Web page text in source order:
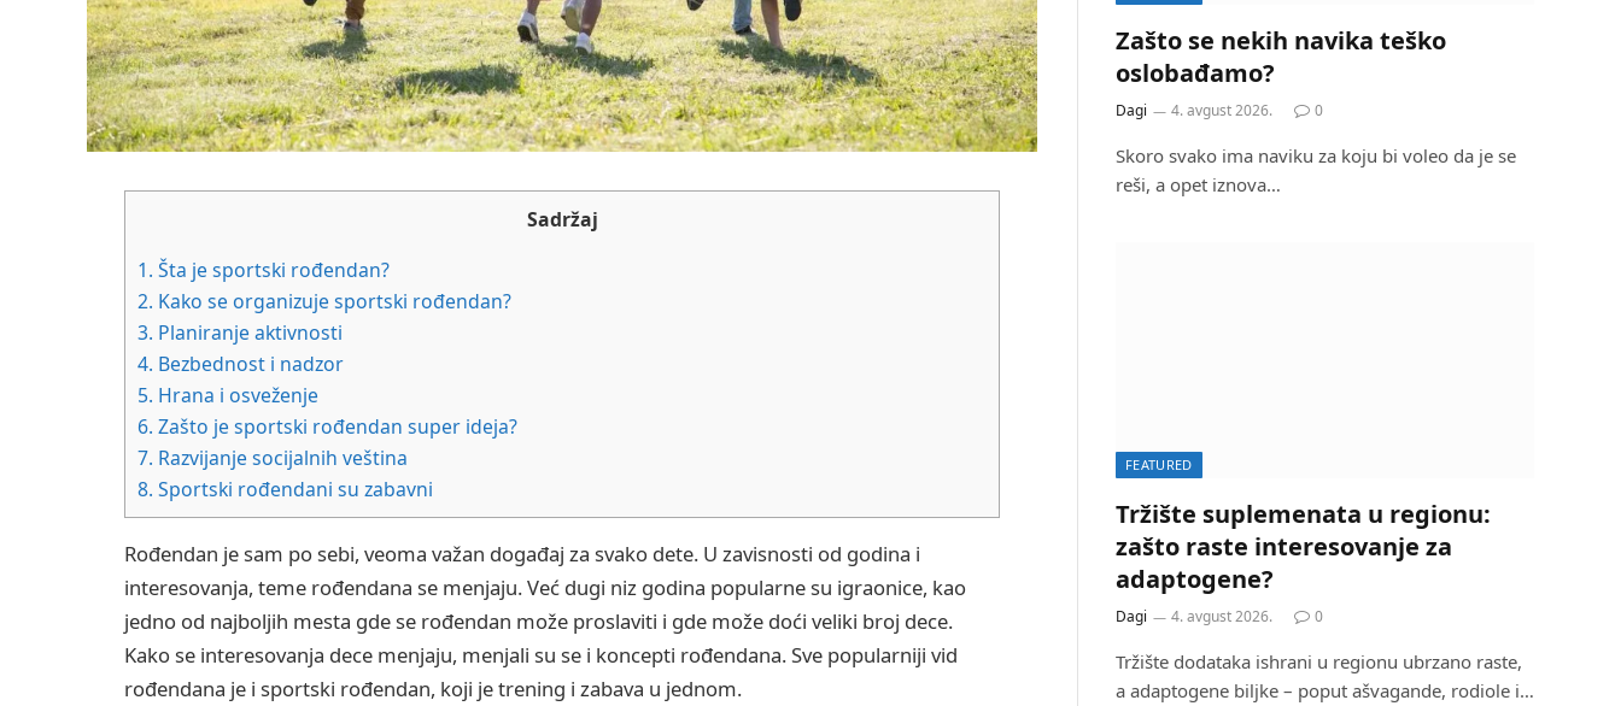
Sadržaj
1. Šta je sportski rođendan?
2. Kako se organizuje sportski rođendan?
3. Planiranje aktivnosti
4. Bezbednost i nadzor
5. Hrana i osveženje
6. Zašto je sportski rođendan super ideja?
7. Razvijanje socijalnih veština
8. Sportski rođendani su zabavni
Rođendan je sam po sebi, veoma važan događaj za svako dete. U zavisnosti od godina i
interesovanja, teme rođendana se menjaju. Već dugi niz godina popularne su igraonice, kao
jedno od najboljih mesta gde se rođendan može proslaviti i gde može doći veliki broj dece.
Kako se interesovanja dece menjaju, menjali su se i koncepti rođendana. Sve popularniji vid
rođendana je i sportski rođendan, koji je trening i zabava u jednom.
Zašto se nekih navika teško
oslobađamo?
Dagi 4. avgust 2026. 0
Skoro svako ima naviku za koju bi voleo da je se
reši, a opet iznova…
FEATURED
Tržište suplemenata u regionu:
zašto raste interesovanje za
adaptogene?
Dagi 4. avgust 2026. 0
Tržište dodataka ishrani u regionu ubrzano raste,
a adaptogene biljke – poput ašvagande, rodiole i…